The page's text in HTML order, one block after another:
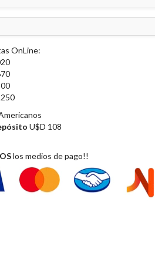
OnLine:
U$D 108
los medios de pago!!